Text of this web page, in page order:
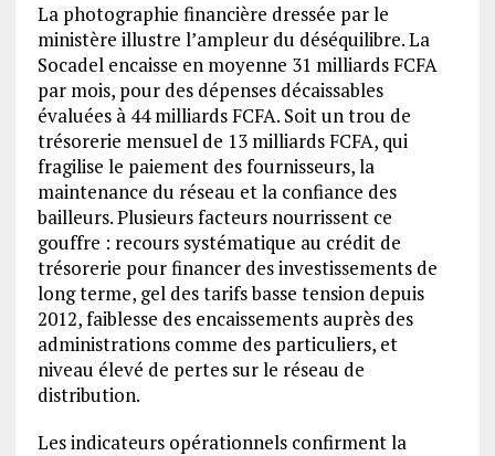
La photographie financière dressée par le
ministère illustre l’ampleur du déséquilibre. La
Socadel encaisse en moyenne 31 milliards FCFA
par mois, pour des dépenses décaissables
évaluées à 44 milliards FCFA. Soit un trou de
trésorerie mensuel de 13 milliards FCFA, qui
fragilise le paiement des fournisseurs, la
maintenance du réseau et la confiance des
bailleurs. Plusieurs facteurs nourrissent ce
gouffre : recours systématique au crédit de
trésorerie pour financer des investissements de
long terme, gel des tarifs basse tension depuis
2012, faiblesse des encaissements auprès des
administrations comme des particuliers, et
niveau élevé de pertes sur le réseau de
distribution.
Les indicateurs opérationnels confirment la